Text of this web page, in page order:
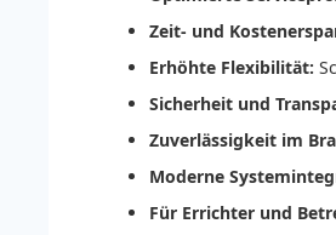
Zeit- und
Erhöhte Flexibilität:
Sicherheit und
Zuverlässigkeit im
Moderne
Für Errichter und